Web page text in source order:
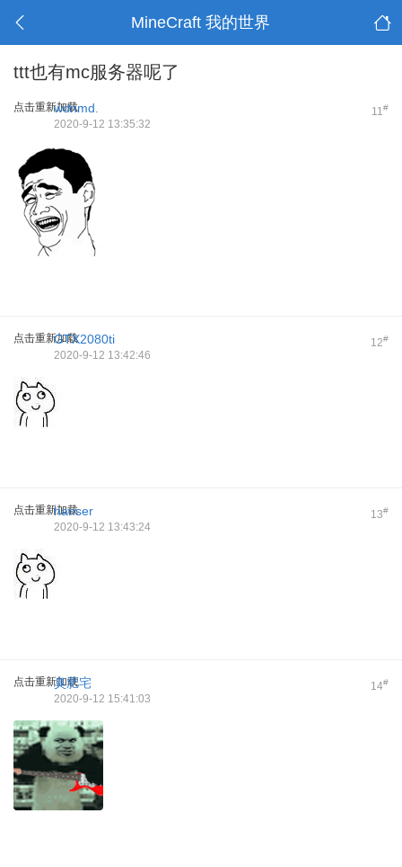
MineCraft 我的世界
ttt也有mc服务器呢了
点击重新加载 11#
wdnmd.
2020-9-12 13:35:32
点击重新加载 12#
GTX2080ti
2020-9-12 13:42:46
点击重新加载 13#
hanser
2020-9-12 13:43:24
点击重新加载 14#
臭肥宅
2020-9-12 15:41:03